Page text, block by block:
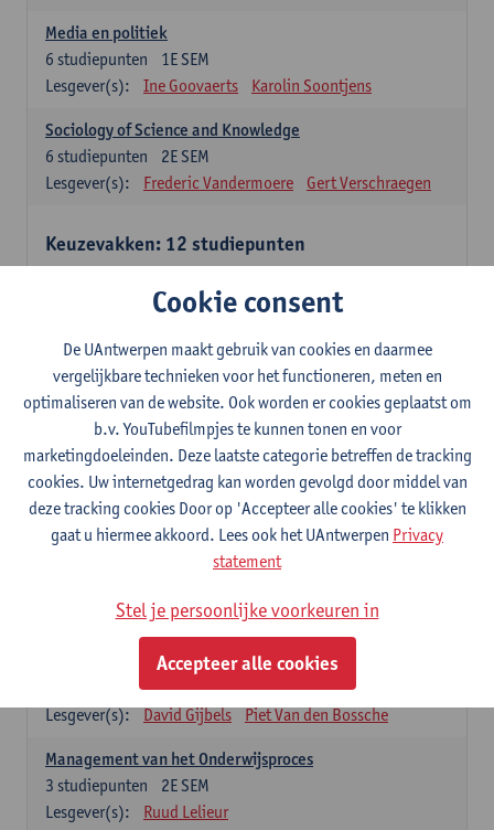
Media en politiek
1E SEM
6 studiepunten
Lesgever(s):
Ine Goovaerts Karolin Soontjens
Sociology of Science and Knowledge
2E SEM
6 studiepunten
Lesgever(s):
Frederic Vandermoere Gert Verschraegen
Keuzevakken: 12 studiepunten
Keuzevakken cluster communicatiewetenschappen
Consumer Psychology
2E SEM
studiepunten
Lesgever(s):
Katrien Maldoy Konrad Rudnicki
Journalistiek en crossmedialiteit
1E SEM
studiepunten
Lesgever(s):
Steve Paulussen
Interne Communicatie
1E SEM
6studiepunten
Charlotte De Backer
Keuzevakken cluster opleidings- en onderwijswetenschappen
Leren op de werkplek
2E SEM
studiepunten
Lesgever(s):
David Gijbels Piet Van den Bossche
Management van het Onderwijsproces
2E SEM
3 studiepunten
Lesgever(s):
Ruud Lelieur
Cookie consent
De UAntwerpen maakt gebruik van cookies en daarmee
vergelijkbare technieken voor het functioneren, meten en
optimaliseren van de website. Ook worden er cookies geplaatst om
b.v. YouTubefilmpjes te kunnen tonen en voor
marketingdoeleinden. Deze laatste categorie betreffen de tracking
cookies. Uw internetgedrag kan worden gevolgd door middel van
deze tracking cookies Door op 'Accepteer alle cookies' te klikken
gaat u hiermee akkoord. Lees ook het UAntwerpen Privacy
statement
Stel je persoonlijke voorkeuren in
Accepteer alle cookies